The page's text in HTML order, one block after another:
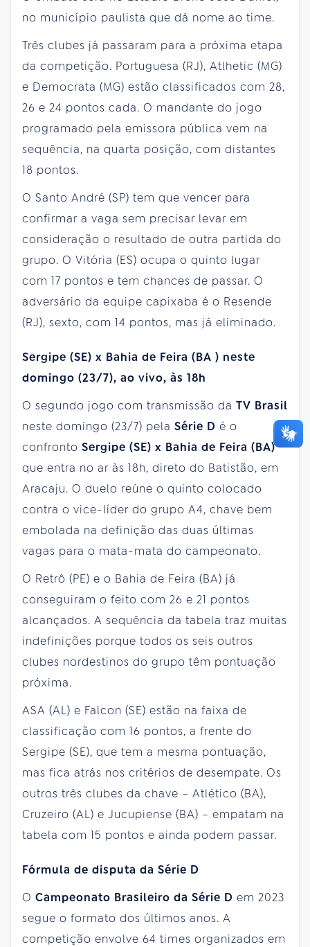
no município paulista que dá nome ao time.
Três clubes já passaram para a próxima etapa
da competição. Portuguesa (RJ), Atlhetic (MG)
e Democrata (MG) estão classificados com 28,
26 e 24 pontos cada. O mandante do jogo
programado pela emissora pública vem na
sequência, na quarta posição, com distantes
18 pontos.
O Santo André (SP) tem que vencer para
confirmar a vaga sem precisar levar em
consideração o resultado de outra partida do
grupo. O Vitória (ES) ocupa o quinto lugar
com 17 pontos e tem chances de passar. O
adversário da equipe capixaba é o Resende
(RJ), sexto, com 14 pontos, mas já eliminado.
Sergipe (SE) x Bahia de Feira (BA ) neste
domingo (23/7), ao vivo, às 18h
O segundo jogo com transmissão da TV Brasil
neste domingo (23/7) pela Série D é o
confronto Sergipe (SE) x Bahia de Feira (BA)
que entra no ar às 18h, direto do Batistão, em
Aracaju. O duelo reúne o quinto colocado
contra o vice-líder do grupo A4, chave bem
embolada na definição das duas últimas
vagas para o mata-mata do campeonato.
O Retrô (PE) e o Bahia de Feira (BA) já
conseguiram o feito com 26 e 21 pontos
alcançados. A sequência da tabela traz muitas
indefinições porque todos os seis outros
clubes nordestinos do grupo têm pontuação
próxima.
ASA (AL) e Falcon (SE) estão na faixa de
classificação com 16 pontos, a frente do
Sergipe (SE), que tem a mesma pontuação,
mas fica atrás nos critérios de desempate. Os
outros três clubes da chave – Atlético (BA),
Cruzeiro (AL) e Jucupiense (BA) – empatam na
tabela com 15 pontos e ainda podem passar.
Fórmula de disputa da Série D
O Campeonato Brasileiro da Série D em 2023
segue o formato dos últimos anos. A
competição envolve 64 times organizados em